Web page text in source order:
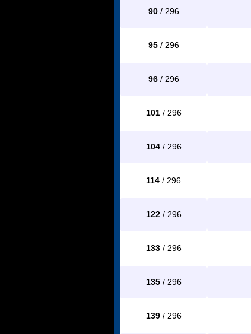
90/ 296
95/ 296
96/ 296
101/ 296
104/ 296
114 / 296
122/ 296
133/ 296
135/ 296
139/ 296